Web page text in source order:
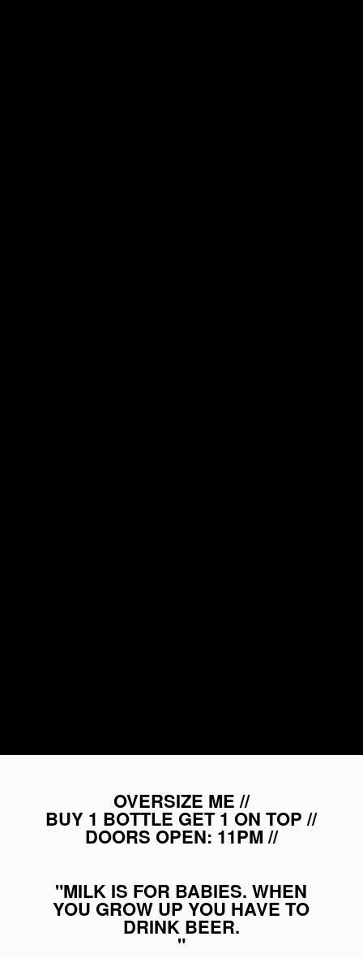
OVERSIZE ME //
BUY 1 BOTTLE GET 1 ON TOP //
DOORS OPEN: 11PM //
"MILK IS FOR BABIES. WHEN
YOU GROW UP YOU HAVE TO
DRINK BEER.
"